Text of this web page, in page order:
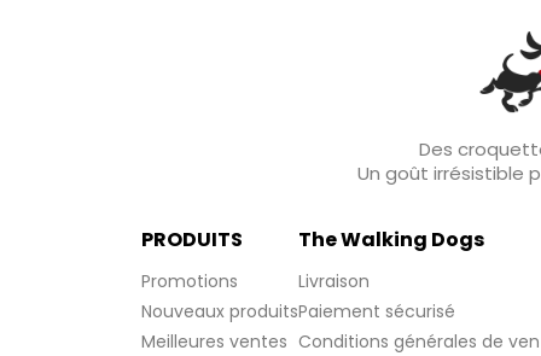
Des
Un goût irrésistible
PRODUITS
Promotions
Nouveaux produits
Meilleures ventes
The Walking Dogs
Livraison
Paiement sécurisé
Conditions générales de